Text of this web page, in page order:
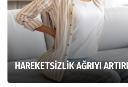
HAREKETSİZLİK AĞRIYI